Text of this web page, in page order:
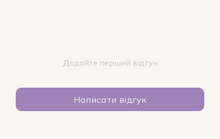
Додайте перший відгук
Написати відгук